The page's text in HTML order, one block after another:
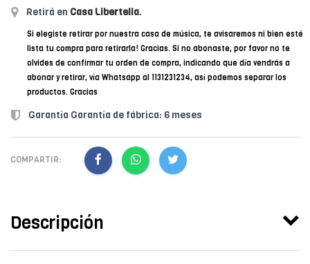
Retirá en Casa Libertella.
Si elegiste retirar por nuestra casa de música, te avisaremos ni bien esté
lista tu compra para retirarla! Gracias. Si no abonaste, por favor no te
olvides de confirmar tu orden de compra, indicando que día vendrás a
abonar y retirar, vía Whatsapp al 1131231234, así podemos separar los
productos. Gracias
Garantía Garantía de fábrica: 6 meses
COMPARTIR:
Descripción